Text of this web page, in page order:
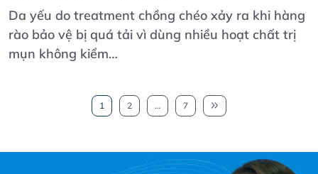
Da yếu do treatment chồng chéo xảy ra khi hàng
rào bảo vệ bị quá tải vì dùng nhiều hoạt chất trị
mụn không kiểm…
1 2 … 7